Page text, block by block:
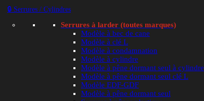
🔒 Serrures / Cylindres
Serrures à larder (toutes marques)
Modèle à bec de cane
Modèle à clé L
Modèle à condamnation
Modèle à cylindre
Modèle à pêne dormant seul à cylindre
Modèle à pêne dormant seul clé L
Modèle EDF-GDF
Modèle à pêne dormant seul